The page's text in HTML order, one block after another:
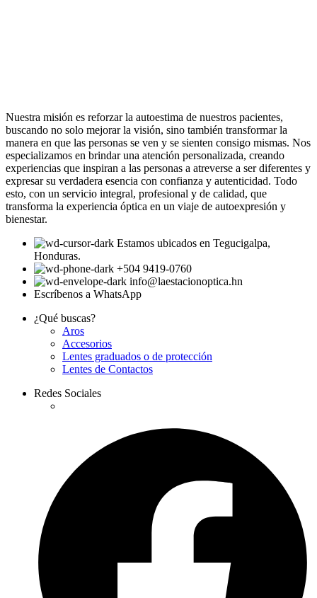
Nuestra misión es reforzar la autoestima de nuestros pacientes,
buscando no solo mejorar la visión, sino también transformar la
manera en que las personas se ven y se sienten consigo mismas. Nos
especializamos en brindar una atención personalizada, creando
experiencias que inspiran a las personas a atreverse a ser diferentes y
expresar su verdadera esencia con confianza y autenticidad. Todo
esto, con un servicio integral, profesional y de calidad, que
transforma la experiencia óptica en un viaje de autoexpresión y
bienestar.
Estamos ubicados en Tegucigalpa,
Honduras.
+504 9419-0760
info@laestacionoptica.hn
Escríbenos a WhatsApp
¿Qué buscas?
Aros
Accesorios
Lentes graduados o de protección
Lentes de Contactos
Redes Sociales